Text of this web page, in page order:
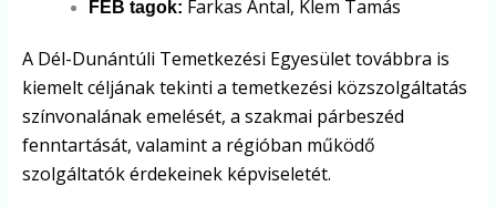
FEB tagok: Farkas Antal, Klem Tamás
A Dél-Dunántúli Temetkezési Egyesület továbbra is
kiemelt céljának tekinti a temetkezési közszolgáltatás
színvonalának emelését, a szakmai párbeszéd
fenntartását, valamint a régióban működő
szolgáltatók érdekeinek képviseletét.